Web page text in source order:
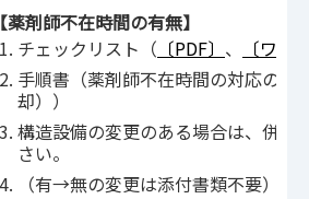
【薬剤師不在時間の有無】
チェックリスト（ 〔PDF〕 、
〔ワー
手順書（薬剤師不在時間の対応の記
却））
構造設備の変更のある場合は、併せ
さい。
（有→無の変更は添付書類不要）